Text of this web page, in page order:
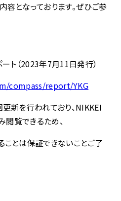
となっております。ぜひご参
ト（2023年7月11日発行）
compass/report/YKG
新を行われており、NIKKEI
覧できるため、
とは保証できないことご了